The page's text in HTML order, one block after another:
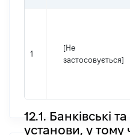
1
[Не
застосовується]
12.1. Банківські
установи, у тому